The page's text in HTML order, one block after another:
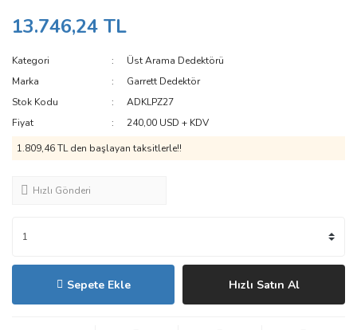
13.746,24 TL
Kategori
Üst Arama Dedektörü
Marka
Garrett Dedektör
Stok Kodu
ADKLPZ27
Fiyat
240,00 USD + KDV
1.809,46 TL den başlayan taksitlerle!!
Hızlı Gönderi
Sepete Ekle Hızlı Satın Al